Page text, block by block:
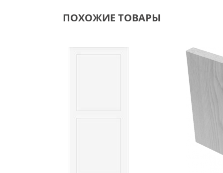
ПОХОЖИЕ ТОВАРЫ